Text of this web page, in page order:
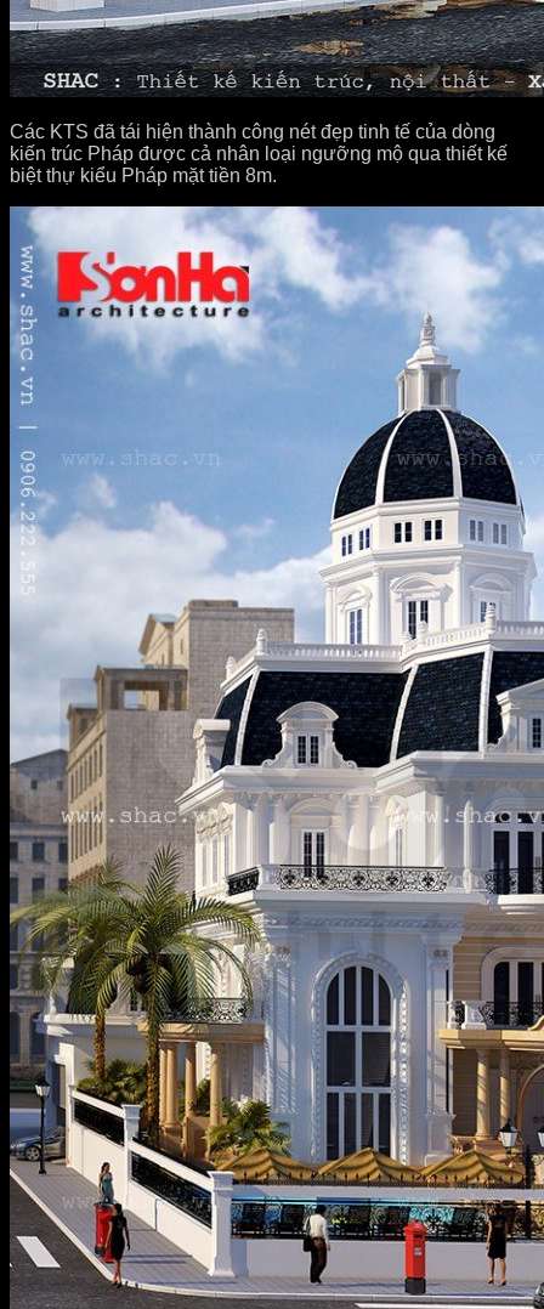
Các KTS đã tái hiện thành công nét đẹp tinh tế của dòng
kiến trúc Pháp được cả nhân loại ngưỡng mộ qua thiết kế
biệt thự kiểu Pháp mặt tiền 8m.